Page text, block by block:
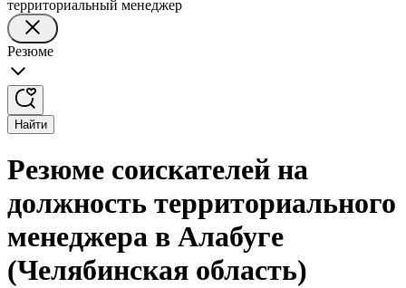
территориальный менеджер
Резюме
Найти
Резюме соискателей на
должность территориального
менеджера в Алабуге
(Челябинская область)